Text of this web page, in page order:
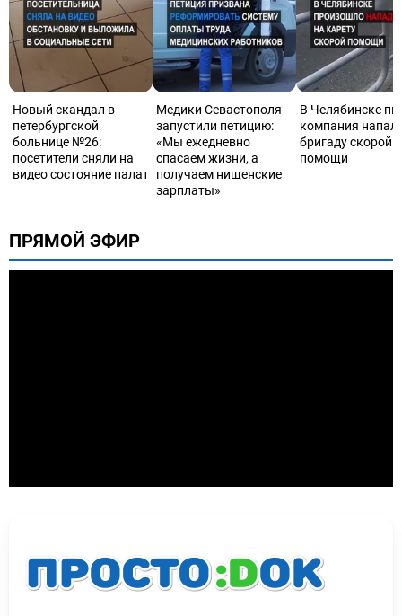
Новый скандал в
петербургской
больнице №26:
посетители сняли на
видео состояние палат
Медики Севастополя
запустили петицию:
«Мы ежедневно
спасаем жизни, а
получаем нищенские
зарплаты»
В Челябинске
компания
бригаду скорой
помощи
ПРЯМОЙ ЭФИР